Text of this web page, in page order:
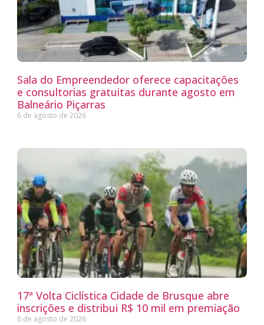
Sala do Empreendedor oferece capacitações
e consultorias gratuitas durante agosto em
Balneário Piçarras
6 de agosto de 2026
17ª Volta Ciclística Cidade de Brusque abre
inscrições e distribui R$ 10 mil em premiação
6 de agosto de 2026